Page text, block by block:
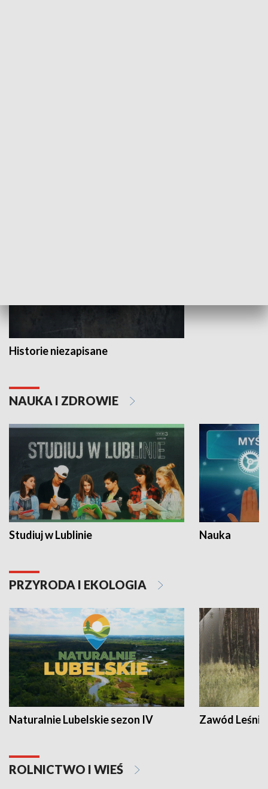
Historie niezapisane
NAUKA I ZDROWIE
Studiuj w Lublinie Nauka
PRZYRODA I EKOLOGIA
Naturalnie Lubelskie sezon IV Zawód Leśnik
ROLNICTWO I WIEŚ